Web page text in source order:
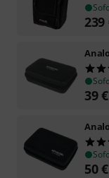
239
39€
50€